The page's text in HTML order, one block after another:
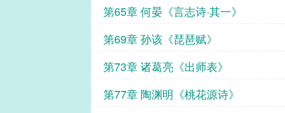
第65章 何晏《言志诗·其一》
第69章 孙该《琵琶赋》
第73章 诸葛亮《出师表》
第77章 陶渊明《桃花源诗》